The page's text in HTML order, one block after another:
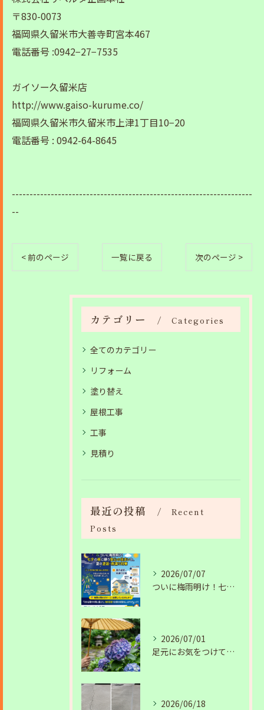
〒830-0073
福岡県久留米市大善寺町宮本467
電話番号 :0942−27−7535
ガイソー久留米店
http://www.gaiso-kurume.co/
福岡県久留米市久留米市上津1丁目10−20
電話番号 : 0942-64-8645
--------------------------------------------------------------------
--
< 前のページ 一覧に戻る 次のページ >
カテゴリー Categories
全てのカテゴリー
リフォーム
塗り替え
屋根工事
工事
見積り
最近の投稿
Recent
Posts
2026/07/07
ついに梅雨明け！七夕の夜に願う安心の住まいと、夏の塗装・雨漏り対策
2026/07/01
足元にお気をつけて。梅雨の季節を安全・快適に乗り切るコツ
2026/06/18